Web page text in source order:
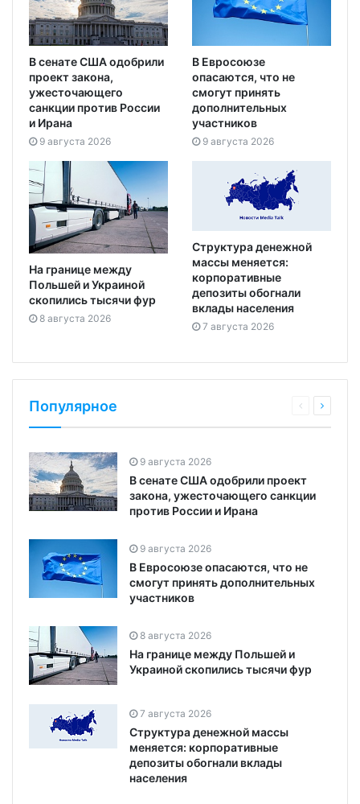
В сенате США одобрили
проект закона,
ужесточающего
санкции против России
и Ирана
9 августа 2026
В Евросоюзе
опасаются, что не
смогут принять
дополнительных
участников
9 августа 2026
На границе между
Польшей и Украиной
скопились тысячи фур
8 августа 2026
Структура денежной
массы меняется:
корпоративные
депозиты обогнали
вклады населения
7 августа 2026
Популярное
9 августа 2026
В сенате США одобрили проект
закона, ужесточающего санкции
против России и Ирана
9 августа 2026
В Евросоюзе опасаются, что не
смогут принять дополнительных
участников
8 августа 2026
На границе между Польшей и
Украиной скопились тысячи фур
7 августа 2026
Структура денежной массы
меняется: корпоративные
депозиты обогнали вклады
населения